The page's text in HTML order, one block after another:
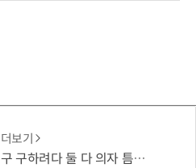
보기
다 둘 다 의자 틈에 목이 낀 순간